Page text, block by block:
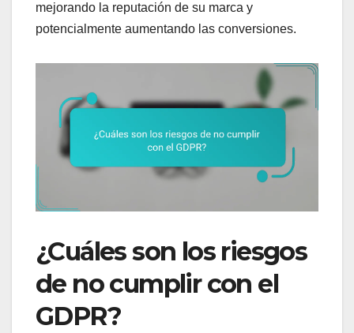
mejorando la reputación de su marca y
potencialmente aumentando las conversiones.
¿Cuáles son los riesgos
de no cumplir con el
GDPR?